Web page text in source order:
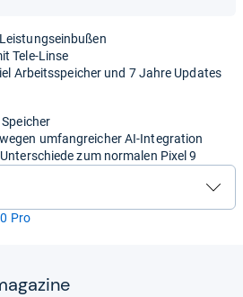
Tele-Linse
Arbeitsspeicher und 7 Jahre Updates
umfangreicher AI-Integration
zum normalen Pixel 9
Pro